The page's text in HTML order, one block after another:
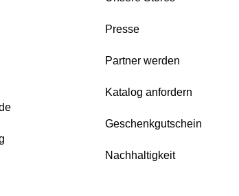
Presse
Partner werden
Katalog anfordern
Geschenkgutschein
Nachhaltigkeit